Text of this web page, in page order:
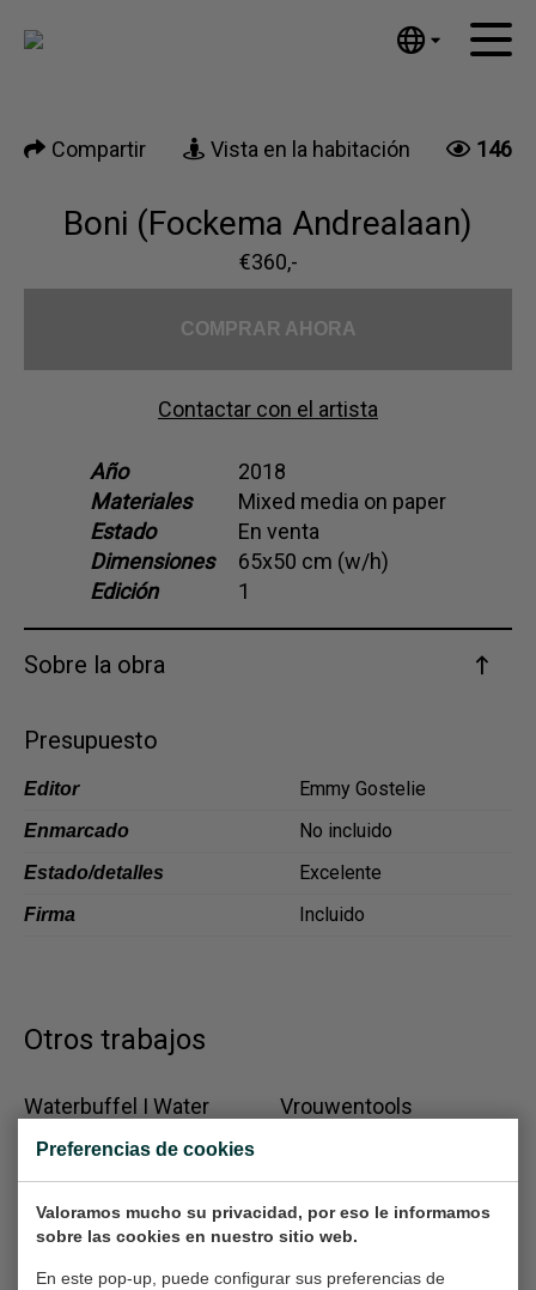
Preferencias de cookies
Valoramos mucho su privacidad, por eso le informamos
sobre las cookies en nuestro sitio web.
En este pop-up, puede configurar sus preferencias de
Español
汉语/中文
Русский
日本語
Ελληνικά
Dansk
Obras de arte
Noticias
Compartir Vista en la habitación 146
Boni (Fockema Andrealaan)
€360,-
COMPRAR AHORA
Contactar con el artista
Año
2018
Materiales
Mixed media on paper
Estado
En venta
Dimensiones
65x50 cm (w/h)
Edición
1
Sobre la obra
Presupuesto
Editor Emmy Gostelie
Enmarcado No incluido
Estado/detalles Excelente
Firma Incluido
Otros trabajos
Waterbuffel I Water
buffelo
Work on paper, 40x30 cm
(w/h)
€210,-
Vrouwentools
(w/h)
€165,-